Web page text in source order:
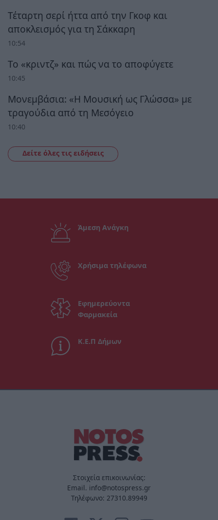
Τέταρτη σερί ήττα από την Γκοφ και
αποκλεισμός για τη Σάκκαρη
10:54
Το «κριντζ» και πώς να το αποφύγετε
10:45
Μονεμβάσια: «Η Μουσική ως Γλώσσα» με
τραγούδια από τη Μεσόγειο
10:40
Δείτε όλες τις ειδήσεις
Άμεση Ανάγκη
Χρήσιμα τηλέφωνα
Εφημερεύοντα
Φαρμακεία
Κ.Ε.Π Δήμων
Στοιχεία επικοινωνίας:
Email. info@notospress.gr
Τηλέφωνο: 27310.89949